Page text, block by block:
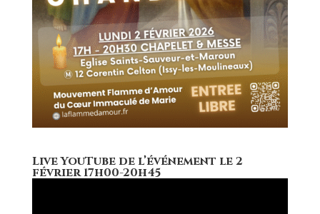
Live YouTube de l’événement le 2
février 17h00-20h45